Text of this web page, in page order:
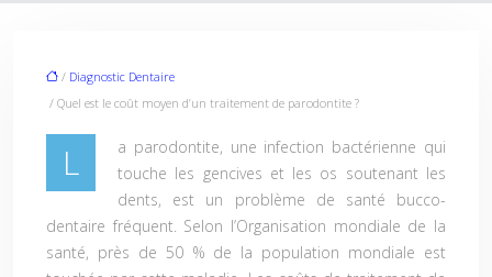
/ Diagnostic Dentaire
/ Quel est le coût moyen d’un traitement de parodontite ?
L
a parodontite, une infection bactérienne qui
touche les gencives et les os soutenant les
dents, est un problème de santé bucco-
dentaire fréquent. Selon l’Organisation mondiale de la
santé, près de 50 % de la population mondiale est